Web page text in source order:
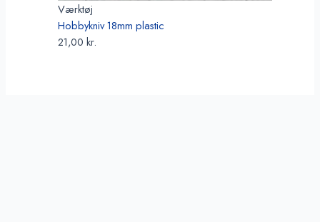
Værktøj
Hobbykniv 18mm plastic
21,00 kr.